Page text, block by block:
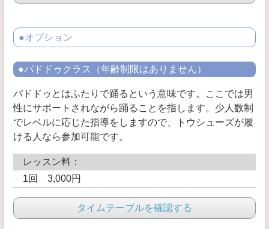
●オプション
●パドドゥクラス（年齢制限はありません）
パドドゥとはふたりで踊るという意味です。ここでは男
性にサポートされながら踊ることを指します。少人数制
でレベルに応じた指導をしますので、トウシューズが履
ける人なら参加可能です。
レッスン料：
1回 3,000円
タイムテーブルを確認する